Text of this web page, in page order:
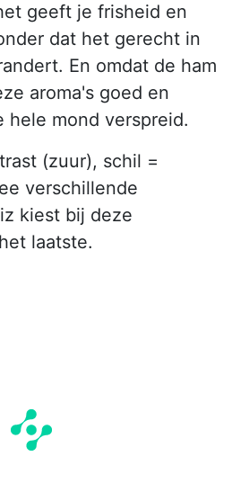
geeft je frisheid en
dat het gerecht in
En omdat de ham
aroma's goed en
hele mond verspreid.
(zuur), schil =
verschillende
kiest bij deze
laatste.